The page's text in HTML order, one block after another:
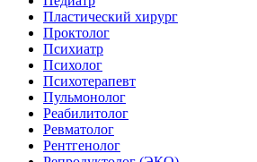
Пластический хирург
Проктолог
Психиатр
Психолог
Психотерапевт
Пульмонолог
Реабилитолог
Ревматолог
Рентгенолог